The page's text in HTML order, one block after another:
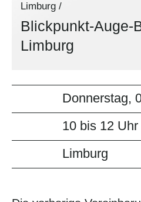
Limburg /
Blickpunkt-Auge-
Limburg
Donnerstag,
10 bis 12 Uhr
Limburg